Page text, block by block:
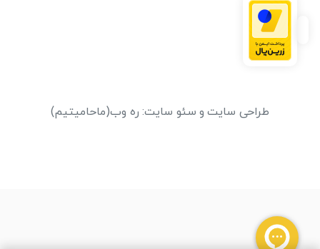
طراحی سایت و سئو سایت: ره وب(ماحامیتیم)